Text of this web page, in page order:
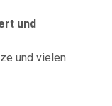
und
und vielen